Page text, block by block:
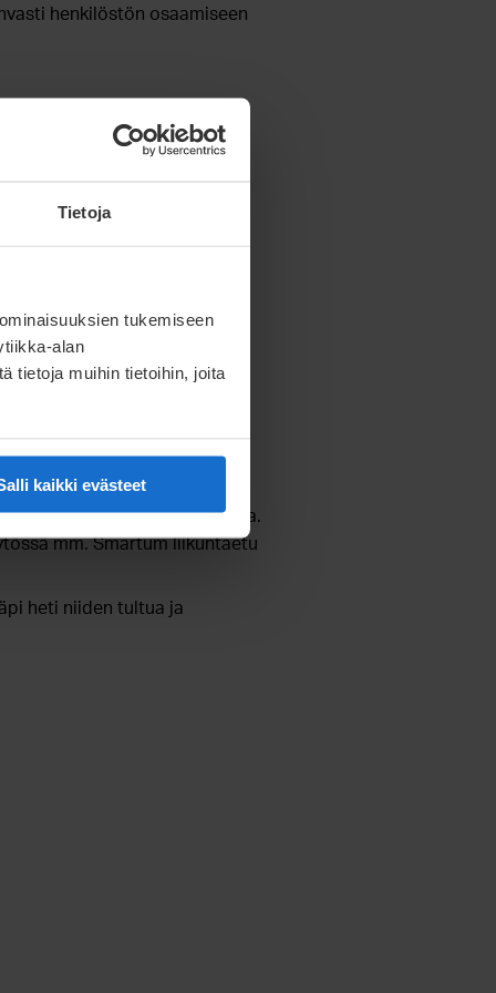
Tietoja
tukemiseen
alan
tietoja muihin tietoihin, joita
kaikki evästeet
henkilöstön osaamiseen
mittausteknologiaa.
avulla. Mittauksien
asiakkaiden kanssa
elinkaaren jokaisessa
3D
työkokemus,
katsotaan eduksi
niin työssä, kuin vapaa-ajalla.
mm. Smartum liikuntaetu
heti niiden tultua ja